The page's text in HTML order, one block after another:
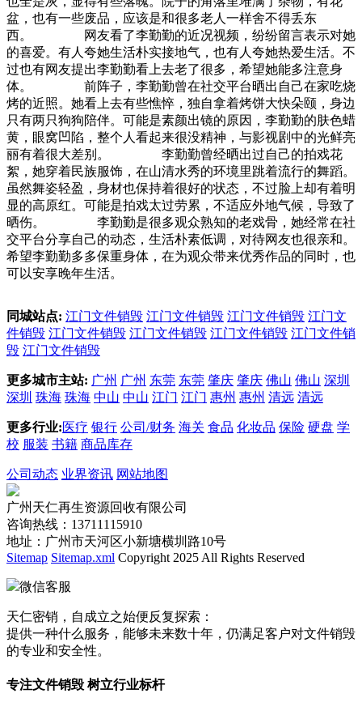
盆，也有一些废品，应该是和很多老人一样舍不得丢东
西。 网友看了李勤勤的近况视频，纷纷留言表示对她
的喜爱。有人夸她生活朴实接地气，也有人夸她热爱生活。不
过也有网友提出李勤勤看上去老了很多，希望她能多注意身
体。 前阵子，李勤勤曾在社交平台晒出自己在家吃烧
烤的近照。她看上去有些憔悴，独自拿着烤饼大快朵颐，身边
只有两只狗狗陪伴。可能是素颜出镜的原因，李勤勤的肤色蜡
黄，眼窝凹陷，整个人看起来很没精神，与影视剧中的光鲜亮
丽有着很大差别。 李勤勤曾经晒出过自己的拍戏花
絮，她穿着民族服饰，在山清水秀的环境里跳着流行的舞蹈。
虽然舞姿轻盈，身材也保持着很好的状态，不过脸上却有着明
显的高原红。可能是拍戏太过劳累，不适应外地气候，导致了
晒伤。 李勤勤是很多观众熟知的老戏骨，她经常在社
交平台分享自己的动态，生活朴素低调，对待网友也很亲和。
希望李勤勤多多保重身体，在为观众带来优秀作品的同时，也
可以安享晚年生活。
同城站点: 江门文件销毁 江门文件销毁 江门文件销毁 江门文
件销毁 江门文件销毁 江门文件销毁 江门文件销毁 江门文件销
毁 江门文件销毁
更多城市主站: 广州 广州 东莞 东莞 肇庆 肇庆 佛山 佛山 深圳
深圳 珠海 珠海 中山 中山 江门 江门 惠州 惠州 清远 清远
更多行业:医疗 银行 公司/财务 海关 食品 化妆品 保险 硬盘 学
校 服装 书籍 商品库存
公司动态 业界资讯 网站地图
广州天仁再生资源回收有限公司
咨询热线：13711115910
地址：广州市天河区小新塘横圳路10号
Sitemap Sitemap.xml Copyright 2025 All Rights Reserved
微信客服
天仁密销，自成立之始便反复探索：
提供一种什么服务，能够未来数十年，仍满足客户对文件销毁
的专业和安全性。
专注文件销毁 树立行业标杆